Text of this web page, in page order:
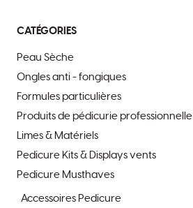
CATÉGORIES
Peau Sèche
Ongles anti - fongiques
Formules particulières
Produits de pédicurie professionnelle
Limes & Matériels
Pedicure Kits & Displays vents
Pedicure Musthaves
Accessoires Pedicure